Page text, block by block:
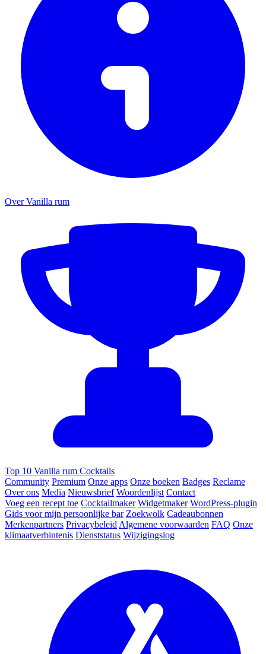
Over Vanilla rum
Top 10 Vanilla rum Cocktails
Community Premium Onze apps Onze boeken Badges Reclame
Over ons Media Nieuwsbrief Woordenlijst Contact
Voeg een recept toe Cocktailmaker Widgetmaker WordPress-plugin
Gids voor mijn persoonlijke bar Zoekwolk Cadeaubonnen
Merkenpartners Privacybeleid Algemene voorwaarden FAQ Onze
klimaatverbintenis Dienststatus Wijzigingslog